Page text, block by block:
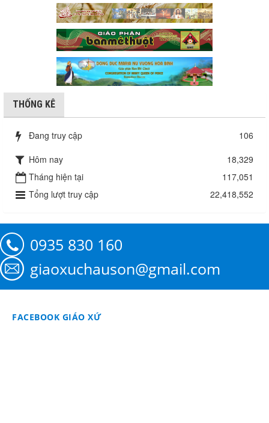
THỐNG KÊ
Đang truy cập
106
Hôm nay
18,329
Tháng hiện tại
117,051
Tổng lượt truy cập
22,418,552
0935 830 160
giaoxuchauson@gmail.com
FACEBOOK GIÁO XỨ